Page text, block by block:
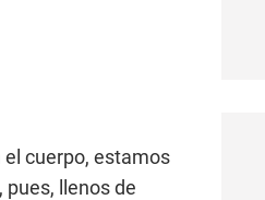
cuerpo, estamos
llenos de